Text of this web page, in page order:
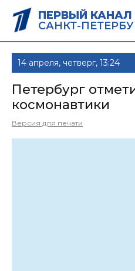
ПЕРВЫЙ КАНАЛ
САНКТ-
14 апреля, четверг, 13:24
Петербург
космонавтики
Версия для печати